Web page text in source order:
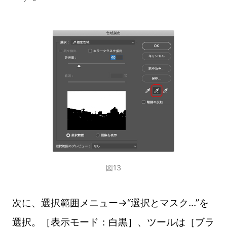
図13
次に、選択範囲メニュー→“選択とマスク...”を
選択。［表示モード：白黒］、ツールは［ブラ